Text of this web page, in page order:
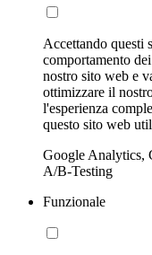
Accettando questi
comportamento
nostro sito web e
ottimizzare il
l'esperienza
questo sito web
Google Analytics,
A/B-Testing
Funzionale